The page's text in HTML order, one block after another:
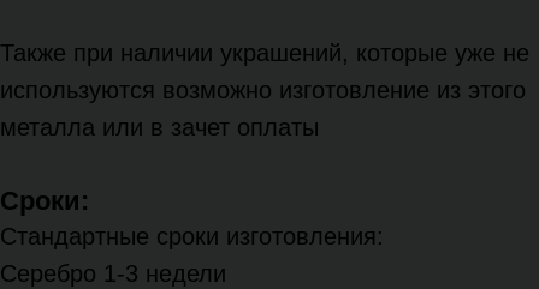
Также при наличии украшений, которые уже не
используются возможно изготовление из этого
металла или в зачет оплаты
Сроки:
Стандартные сроки изготовления:
Серебро 1-3 недели